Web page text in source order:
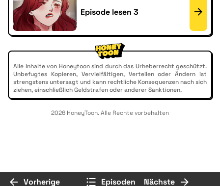
Episode lesen 3
Alle Inhalte von Honeytoon sind durch das Urheberrecht geschützt.
Unbefugtes Kopieren, Vervielfältigen, Verteilen oder Ändern ist
strengstens untersagt und kann rechtliche Konsequenzen nach sich
ziehen, einschließlich Geldstrafen oder anderer Sanktionen.
2026 HoneyToon. Alle Rechte vorbehalten
Vorherige Episoden Nächste